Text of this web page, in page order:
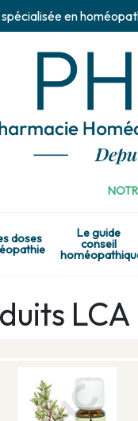
en
doses Le guide
conseil
LCA